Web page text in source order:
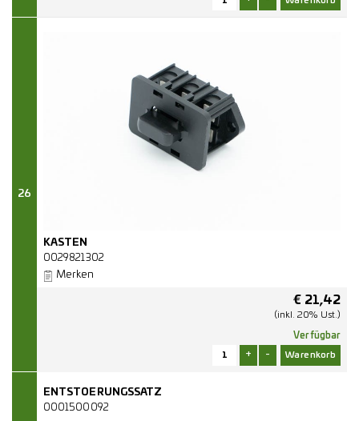
26
KASTEN
0029821302
Merken
€ 21,42
(inkl. 20% Ust.)
Verfügbar
+ -
ENTSTOERUNGSSATZ
0001500092